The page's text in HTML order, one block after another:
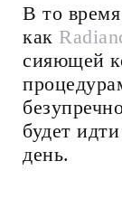
В то время
как
сияющей
будет
день.